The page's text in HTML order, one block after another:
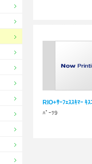
RIO+ｻｰﾌｪｽｽｷﾏｰ ｷｽ
ﾊﾟｰﾂ9